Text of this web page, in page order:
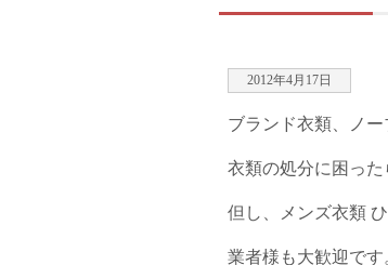
2012年4月17日
ブランド衣類、ノ
衣類の処分に困った
但し、メンズ衣類
業者様も大歓迎です